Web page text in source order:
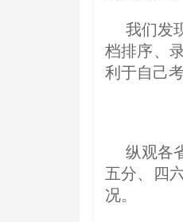
我们发
档排序、
利于自己
纵观各
五分、四
况。